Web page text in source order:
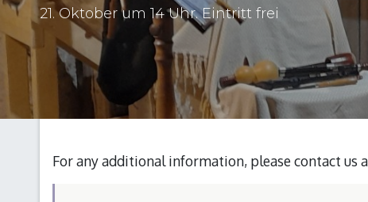
21. Oktober um 14 Uhr. Eintritt frei
For any additional information, please contact us